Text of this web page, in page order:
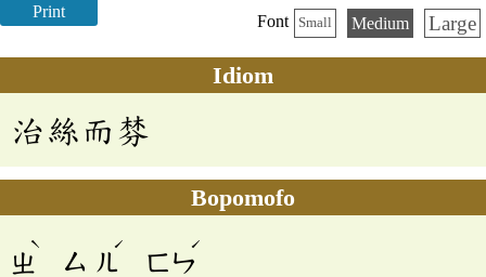
Print
Font Small Medium Large
Idiom
治絲而棼
Bopomofo
ㄓ
ˋ
ㄙ ㄦ
ˊ
ㄈㄣ
ˊ